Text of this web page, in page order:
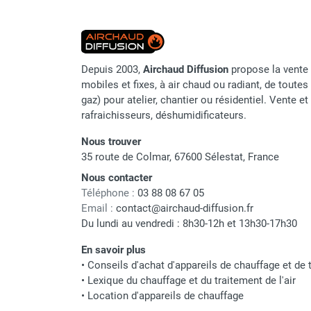
Chauffage FARM au fioul
Chauffage d'atelier granulés / bois /
carton
Chaudière fixe à eau
Aérotherme fixe mural
Aérotherme électrique
Aérotherme à eau chaude ou froide
Aérotherme au fioul
Aérotherme pompe à chaleur
(détente directe)
Chauffage mobile électrique, fioul et
Chauffage mobile électrique
Chauffage électrique soufflant
Chauffage haute température pour
étuvage industriel ou destruction
Depuis 2003, Airchaud Diffusion propose la
mobiles et fixes, à air chaud ou radiant, de
gaz) pour atelier, chantier ou résidentiel. Vente
rafraichisseurs, déshumidificateurs.
Nous trouver
35 route de Colmar, 67600 Sélestat, France
Nous contacter
Téléphone : 03 88 08 67 05
Email : contact@airchaud-diffusion.fr
Du lundi au vendredi : 8h30-12h et 13h30-17h30
En savoir plus
• Conseils d'achat d'appareils de chauffage et de
• Lexique du chauffage et du traitement de l'air
• Location d'appareils de chauffage